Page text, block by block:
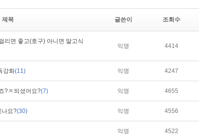
제목 글쓴이 조회수
리면 좋고(호구) 아니면 말고식
익명 4414
강화(11) 익명 4247
?ㅈ되셨어요?(7) 익명 4655
나요?(30) 익명 4556
익명 4522